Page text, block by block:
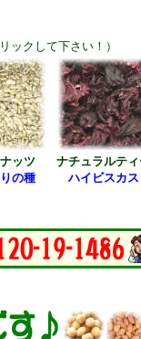
ックして下さい！）
ッツ
の種
ナチュラルティ
ハイビスカス